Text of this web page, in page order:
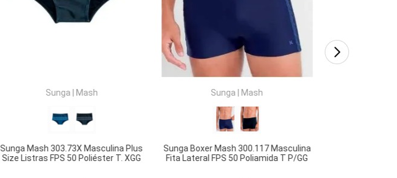
Sunga Mash
Sunga Mash 303.73X Masculina Plus
Size Listras FPS 50 Poliéster T. XGG
COMPRAR
Sunga Mash
Sunga Boxer Mash 300.117 Masculina
Fita Lateral FPS 50 Poliamida T P/GG